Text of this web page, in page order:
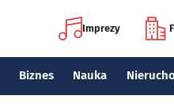
Imprezy
Biznes Nauka